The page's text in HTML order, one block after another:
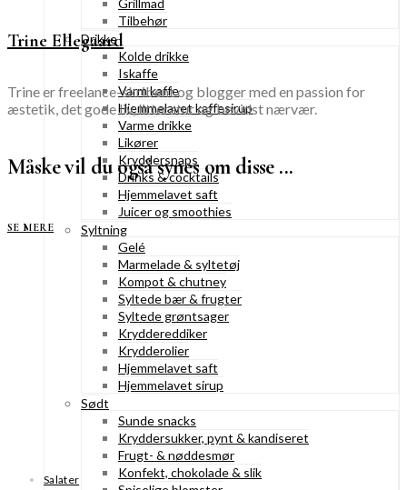
Grillmad
Tilbehør
Drikke
Kolde drikke
Iskaffe
Varm kaffe
Hjemmelavet kaffesirup
Varme drikke
Likører
Kryddersnaps
Drinks & cocktails
Hjemmelavet saft
Juicer og smoothies
Syltning
Gelé
Marmelade & syltetøj
Kompot & chutney
Syltede bær & frugter
Syltede grøntsager
Kryddereddiker
Krydderolier
Hjemmelavet saft
Hjemmelavet sirup
Sødt
Sunde snacks
Kryddersukker, pynt & kandiseret
Frugt- & nøddesmør
Konfekt, chokolade & slik
Trine Ellegaard
Trine er freelance-skribent og blogger med en passion for
æstetik, det gode liv, litteratur og bevidst nærvær.
Måske vil du også synes om disse ...
SE MERE
Salater